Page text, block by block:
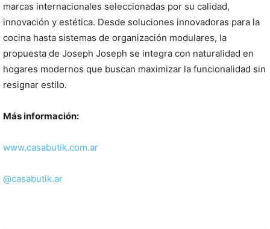
marcas internacionales seleccionadas por su calidad,
innovación y estética. Desde soluciones innovadoras para la
cocina hasta sistemas de organización modulares, la
propuesta de Joseph Joseph se integra con naturalidad en
hogares modernos que buscan maximizar la funcionalidad sin
resignar estilo.
Más información:
www.casabutik.com.ar
@casabutik.ar